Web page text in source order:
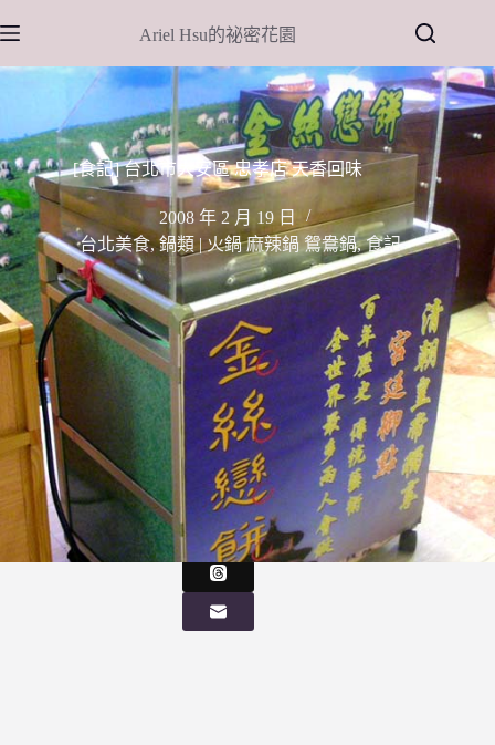
至
主
容
Ariel Hsu的祕密花園
[食記] 台北市大安區 忠孝店 天香回味
2008 年 2 月 19 日
台北美食,鍋類 | 火鍋 麻辣鍋 鴛鴦鍋,食記